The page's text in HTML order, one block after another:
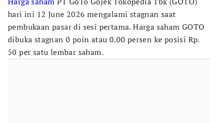
hari ini 12 June 2026 mengalami stagnan saat
pembukaan pasar di sesi pertama. Harga saham GOTO
dibuka stagnan 0 poin atau 0.00 persen ke posisi Rp.
50 per satu lembar saham.